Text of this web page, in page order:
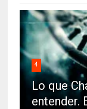
4
Lo que
entender.